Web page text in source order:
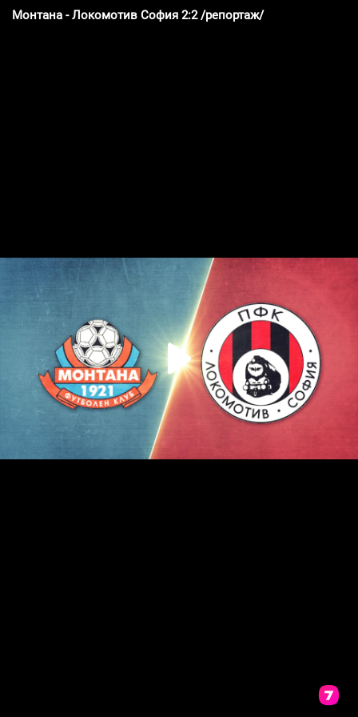
Монтана - Локомотив София 2:2 /репортаж/